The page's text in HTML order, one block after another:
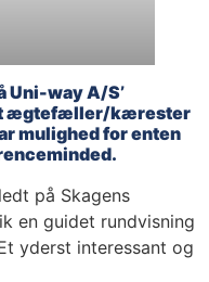
Uni-way A/S’
ægtefæller/kærester
mulighed for enten
på Skagens
en guidet rundvisning
yderst interessant og